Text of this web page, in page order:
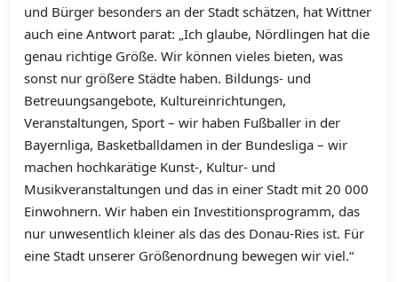
und Bürger besonders an der Stadt schätzen, hat Wittner
auch eine Antwort parat: „Ich glaube, Nördlingen hat die
genau richtige Größe. Wir können vieles bieten, was
sonst nur größere Städte haben. Bildungs- und
Betreuungsangebote, Kultureinrichtungen,
Veranstaltungen, Sport – wir haben Fußballer in der
Bayernliga, Basketballdamen in der Bundesliga – wir
machen hochkarätige Kunst-, Kultur- und
Musikveranstaltungen und das in einer Stadt mit 20 000
Einwohnern. Wir haben ein Investitionsprogramm, das
nur unwesentlich kleiner als das des Donau-Ries ist. Für
eine Stadt unserer Größenordnung bewegen wir viel.“